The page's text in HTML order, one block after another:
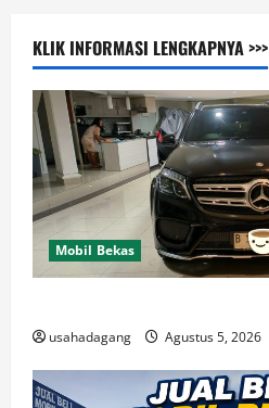
KLIK INFORMASI LENGKAPNYA >>>
Mobil Bekas
usahadagang Agustus 5, 2026